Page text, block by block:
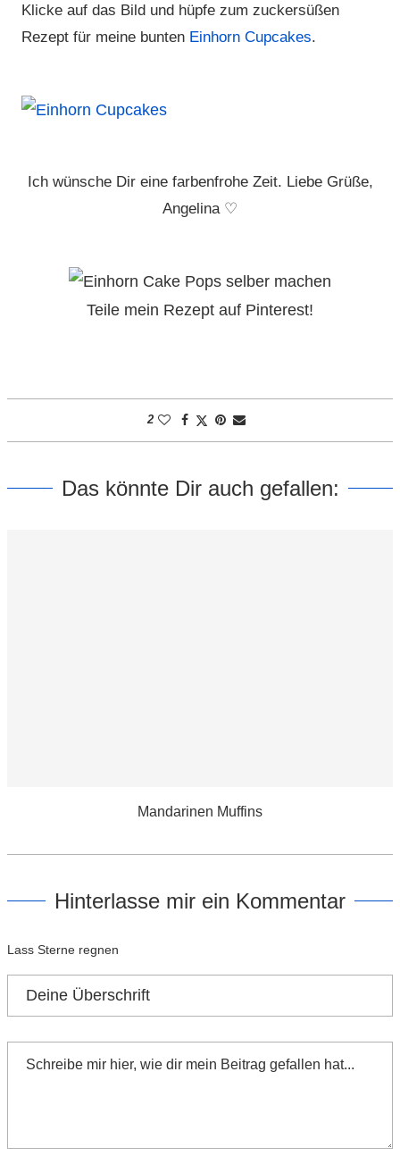
Klicke auf das Bild und hüpfe zum zuckersüßen
Rezept für meine bunten Einhorn Cupcakes.
Ich wünsche Dir eine farbenfrohe Zeit. Liebe Grüße,
Angelina ♡
Teile mein Rezept auf Pinterest!
2
Das könnte Dir auch gefallen:
Mandarinen Muffins
Hinterlasse mir ein Kommentar
Lass Sterne regnen